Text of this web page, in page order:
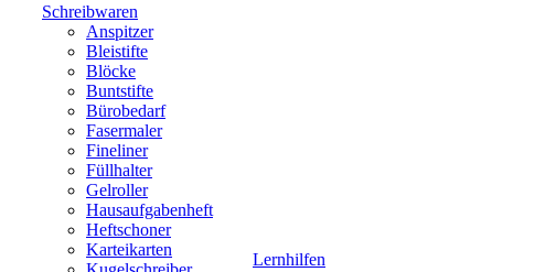
Schreibwaren
Anspitzer
Bleistifte
Blöcke
Buntstifte
Bürobedarf
Fasermaler
Fineliner
Füllhalter
Gelroller
Hausaufgabenheft
Heftschoner
Karteikarten
Lernhilfen